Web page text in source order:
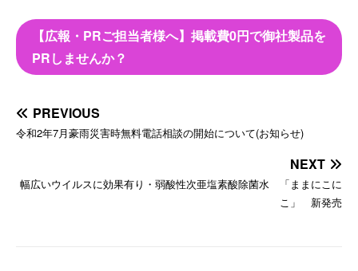
【広報・PRご担当者様へ】掲載費0円で御社製品を
PRしませんか？
PREVIOUS
令和2年7月豪雨災害時無料電話相談の開始について(お知らせ)
NEXT
幅広いウイルスに効果有り・弱酸性次亜塩素酸除菌水 「ままにこに
こ」 新発売